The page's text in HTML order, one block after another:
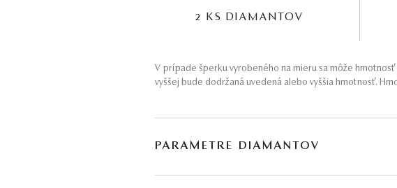
2 KS DIAMANTOV
V prípade šperku vyrobeného na mieru sa môže
vyššej bude dodržaná uvedená alebo vyššia hmotnosť.
PARAMETRE DIAMANTOV